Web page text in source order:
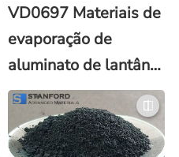
VD0697 Materiais de
evaporação de
aluminato de lantânio
(LaAlO3)